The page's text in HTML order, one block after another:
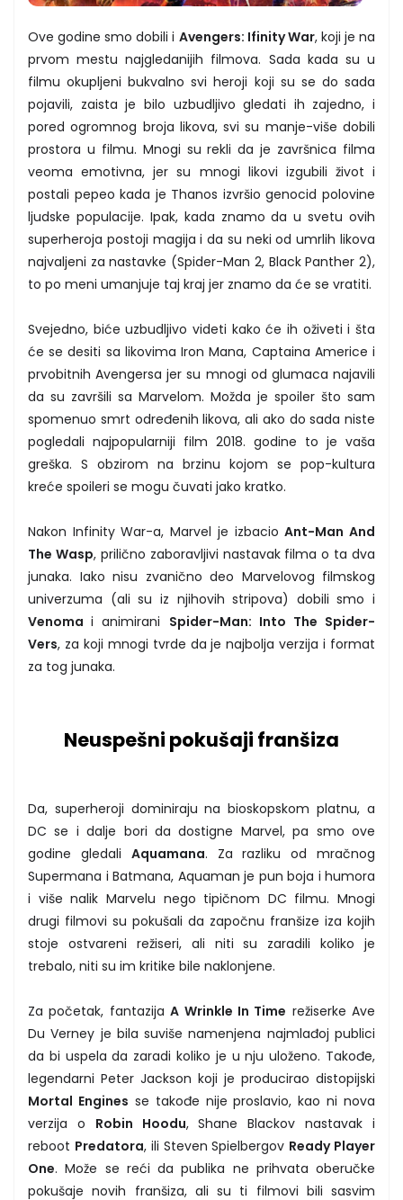
Ove godine smo dobili i Avengers: Ifinity War, koji je na
prvom mestu najgledanijih filmova. Sada kada su u
filmu okupljeni bukvalno svi heroji koji su se do sada
pojavili, zaista je bilo uzbudljivo gledati ih zajedno, i
pored ogromnog broja likova, svi su manje-više dobili
prostora u filmu. Mnogi su rekli da je završnica filma
veoma emotivna, jer su mnogi likovi izgubili život i
postali pepeo kada je Thanos izvršio genocid polovine
ljudske populacije. Ipak, kada znamo da u svetu ovih
superheroja postoji magija i da su neki od umrlih likova
najvaljeni za nastavke (Spider-Man 2, Black Panther 2),
to po meni umanjuje taj kraj jer znamo da će se vratiti.
Svejedno, biće uzbudljivo videti kako će ih oživeti i šta
će se desiti sa likovima Iron Mana, Captaina Americe i
prvobitnih Avengersa jer su mnogi od glumaca najavili
da su završili sa Marvelom. Možda je spoiler što sam
spomenuo smrt određenih likova, ali ako do sada niste
pogledali najpopularniji film 2018. godine to je vaša
greška. S obzirom na brzinu kojom se pop-kultura
kreće spoileri se mogu čuvati jako kratko.
Nakon Infinity War-a, Marvel je izbacioAnt-Man And
The Wasp, prilično zaboravljivi nastavak filma o ta dva
junaka. Iako nisu zvanično deo Marvelovog filmskog
univerzuma (ali su iz njihovih stripova) dobili smo i
Venomai animirani Spider-Man: Into The Spider-
Vers, za koji mnogi tvrde da je najbolja verzija i format
za tog junaka.
Neuspešni pokušaji franšiza
Da, superheroji dominiraju na bioskopskom platnu, a
DC se i dalje bori da dostigne Marvel, pa smo ove
godine gledali Aquamana. Za razliku od mračnog
Supermana i Batmana, Aquaman je pun boja i humora
i više nalik Marvelu nego tipičnom DC filmu. Mnogi
drugi filmovi su pokušali da započnu franšize iza kojih
stoje ostvareni režiseri, ali niti su zaradili koliko je
trebalo, niti su im kritike bile naklonjene.
Za početak, fantazijaA Wrinkle In Time režiserke Ave
Du Verney je bila suviše namenjena najmlađoj publici
da bi uspela da zaradi koliko je u nju uloženo. Takođe,
legendarni Peter Jackson koji je producirao distopijski
Mortal Engines se takođe nije proslavio, kao ni nova
verzija o Robin Hoodu, Shane Blackov nastavak i
reboot Predatora, ili Steven Spielbergov Ready Player
One. Može se reći da publika ne prihvata oberučke
pokušaje novih franšiza, ali su ti filmovi bili sasvim